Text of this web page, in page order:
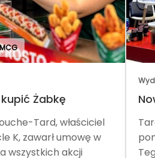
Żabkę
Tard, właściciel
K, zawarł umowę w
wszystkich akcji